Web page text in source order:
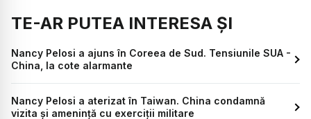
TE-AR PUTEA INTERESA ȘI
Nancy Pelosi a ajuns în Coreea de Sud. Tensiunile SUA -
China, la cote alarmante
Nancy Pelosi a aterizat în Taiwan. China condamnă
vizita și amenință cu exerciții militare